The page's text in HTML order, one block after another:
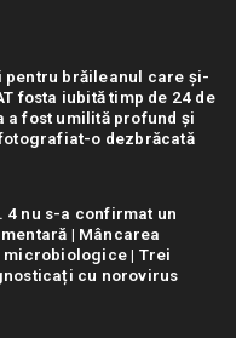
pentru brăileanul care și-
fosta iubită timp de 24 de
a fost umilită profund și
o dezbrăcată
4 nu s-a confirmat un
| Mâncarea
| Trei
cu norovirus